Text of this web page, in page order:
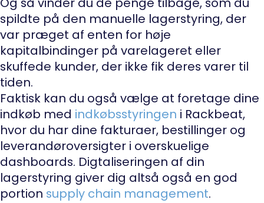
spildte på den manuelle lagerstyring, der
var præget af enten for høje
kapitalbindinger på varelageret eller
skuffede kunder, der ikke fik deres varer til
tiden.
Faktisk kan du også vælge at foretage dine
indkøb med indkøbsstyringen i Rackbeat,
hvor du har dine fakturaer, bestillinger og
leverandøroversigter i overskuelige
dashboards. Digtaliseringen af din
lagerstyring giver dig altså også en god
portion supply chain management.